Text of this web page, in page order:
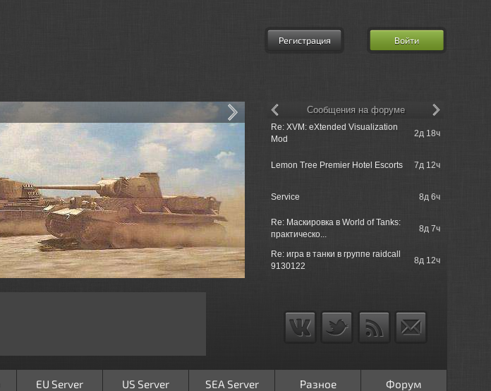
Регистрация Войти
Re: XVM: eXtended Visualization
Mod
2д 18ч
Lemon Tree Premier Hotel Escorts 7д 12ч
Service 8д 6ч
Re: Маскировка в World of Tanks:
практическо...
8д 7ч
Re: игра в танки в группе raidcall
9130122
8д 12ч
Сообщения на форуме
EU Server US Server SEA Server Разное Форум